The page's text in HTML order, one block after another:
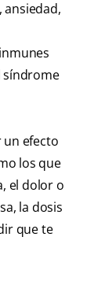
síndrome
un efecto
los que
el dolor o
la dosis
que te